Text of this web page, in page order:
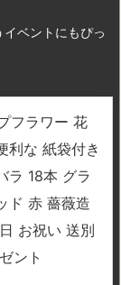
ベントにもぴっ
フラワー 花
利な 紙袋付き
ラ 18本 グラ
ド 赤 薔薇造
お祝い 送別
ント